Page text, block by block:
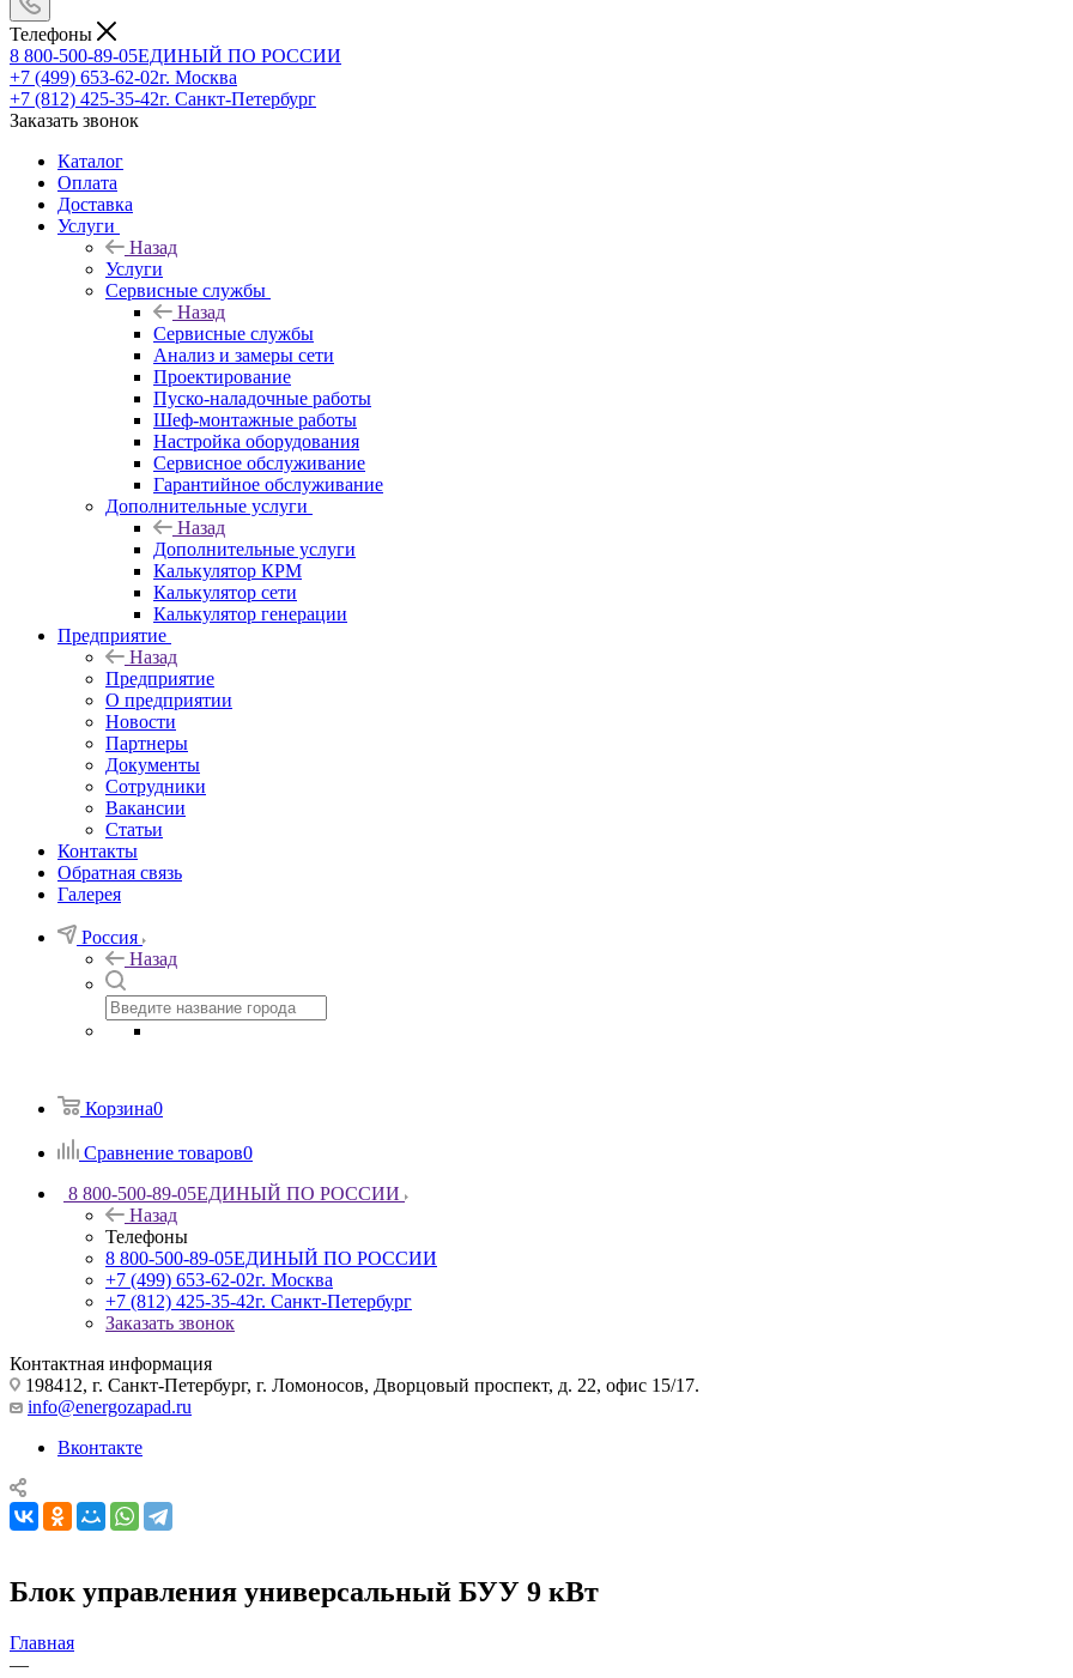
Телефоны
8 800-500-89-05ЕДИНЫЙ ПО РОССИИ
+7 (499) 653-62-02г. Москва
+7 (812) 425-35-42г. Санкт-Петербург
Заказать звонок
Каталог
Оплата
Доставка
Услуги
Назад
Услуги
Сервисные службы
Назад
Сервисные службы
Анализ и замеры сети
Проектирование
Пуско-наладочные работы
Шеф-монтажные работы
Настройка оборудования
Сервисное обслуживание
Гарантийное обслуживание
Дополнительные услуги
Назад
Дополнительные услуги
Калькулятор КРМ
Калькулятор сети
Калькулятор генерации
Предприятие
Назад
Предприятие
О предприятии
Новости
Партнеры
Документы
Сотрудники
Вакансии
Статьи
Контакты
Обратная связь
Галерея
Россия
Назад
Корзина0
Сравнение товаров0
8 800-500-89-05ЕДИНЫЙ ПО РОССИИ
Назад
Телефоны
8 800-500-89-05ЕДИНЫЙ ПО РОССИИ
+7 (499) 653-62-02г. Москва
+7 (812) 425-35-42г. Санкт-Петербург
Заказать звонок
Контактная информация
198412, г. Санкт-Петербург, г. Ломоносов, Дворцовый проспект, д. 22, офис 15/17.
info@energozapad.ru
Вконтакте
Блок управления универсальный БУУ 9 кВт
Главная
—